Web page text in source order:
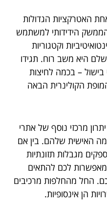
האטרקציות הגדולות
הידידותי למשתמש
וקטגוריות
היא משב רוח. תגידו
בישול – בכמה לחיצות
הקולינרית הבאה
יתרון מרכזי נוסף של אתרי
האישית שלהם. בין אם
מגבלות תזונתיות
מאפשרות לכם להתאים
החל מהחלפות מרכיבים
הן אינסופיות.